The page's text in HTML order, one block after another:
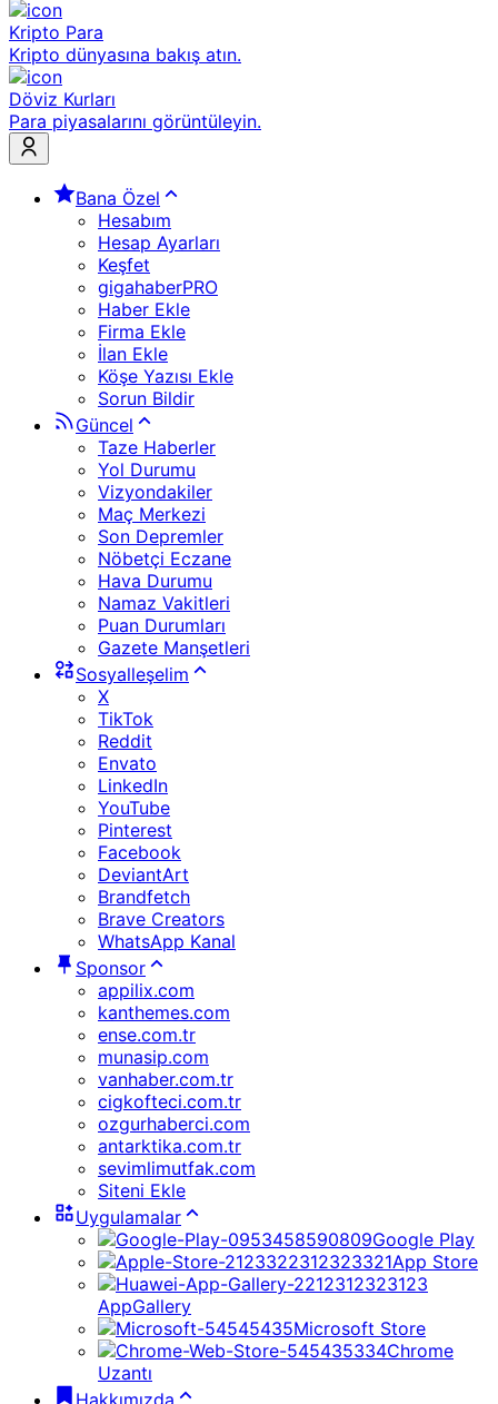
Kripto Para
Kripto dünyasına bakış atın.
Döviz Kurları
Para piyasalarını görüntüleyin.
Bana Özel
Hesabım
Hesap Ayarları
Keşfet
gigahaberPRO
Haber Ekle
Firma Ekle
İlan Ekle
Köşe Yazısı Ekle
Sorun Bildir
Güncel
Taze Haberler
Yol Durumu
Vizyondakiler
Maç Merkezi
Son Depremler
Nöbetçi Eczane
Hava Durumu
Namaz Vakitleri
Puan Durumları
Gazete Manşetleri
Sosyalleşelim
X
TikTok
Reddit
Envato
LinkedIn
YouTube
Pinterest
Facebook
DeviantArt
Brandfetch
Brave Creators
WhatsApp Kanal
Sponsor
appilix.com
kanthemes.com
ense.com.tr
munasip.com
vanhaber.com.tr
cigkofteci.com.tr
ozgurhaberci.com
antarktika.com.tr
sevimlimutfak.com
Siteni Ekle
Uygulamalar
Google Play
App Store
AppGallery
Microsoft Store
Chrome
Uzantı
Hakkımızda